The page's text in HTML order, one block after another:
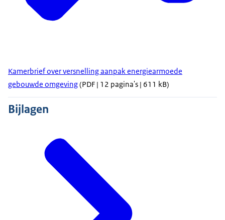
Kamerbrief over versnelling aanpak energiearmoede
gebouwde omgeving(PDF | 12 pagina's | 611 kB)
Bijlagen